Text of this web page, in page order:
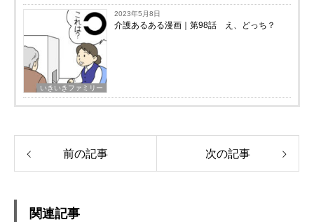
いきいきファミリー
2023年5月8日
介護あるある漫画｜第98話 え、どっち？
前の記事 次の記事
関連記事